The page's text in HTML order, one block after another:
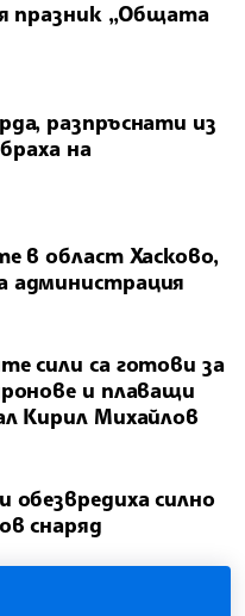
празник „Общата
разпръснати из
на
в област Хасково,
администрация
сили са готови за
и плаващи
Кирил Михайлов
силно
снаряд